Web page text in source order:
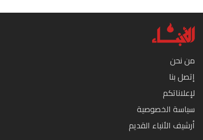
من نحن
إتصل بنا
لإعلاناتكم
سياسة الخصوصية
أرشيف الأنباء القديم